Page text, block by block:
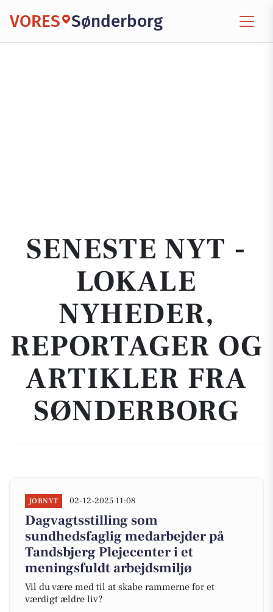
VORES Sønderborg
SENESTE NYT -
LOKALE
NYHEDER,
REPORTAGER OG
ARTIKLER FRA
SØNDERBORG
JOBNYT 02-12-2025 11:08
Dagvagtsstilling som
sundhedsfaglig medarbejder på
Tandsbjerg Plejecenter i et
meningsfuldt arbejdsmiljø
Vil du være med til at skabe rammerne for et
værdigt ældre liv?